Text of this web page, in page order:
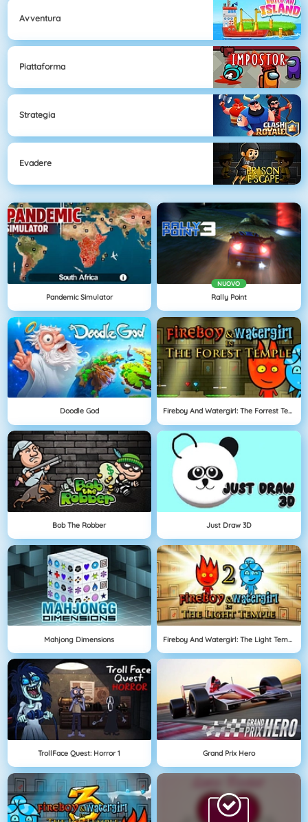
Avventura
Piattaforma
Strategia
Evadere
Pandemic Simulator
NUOVO
Rally Point
Doodle God Fireboy And Watergirl: The Forrest Temple
Bob The Robber Just Draw 3D
Mahjong Dimensions Fireboy And Watergirl: The Light Temple
TrollFace Quest: Horror 1 Grand Prix Hero